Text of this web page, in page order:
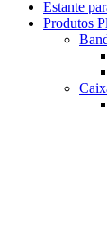
Estante
Produtos